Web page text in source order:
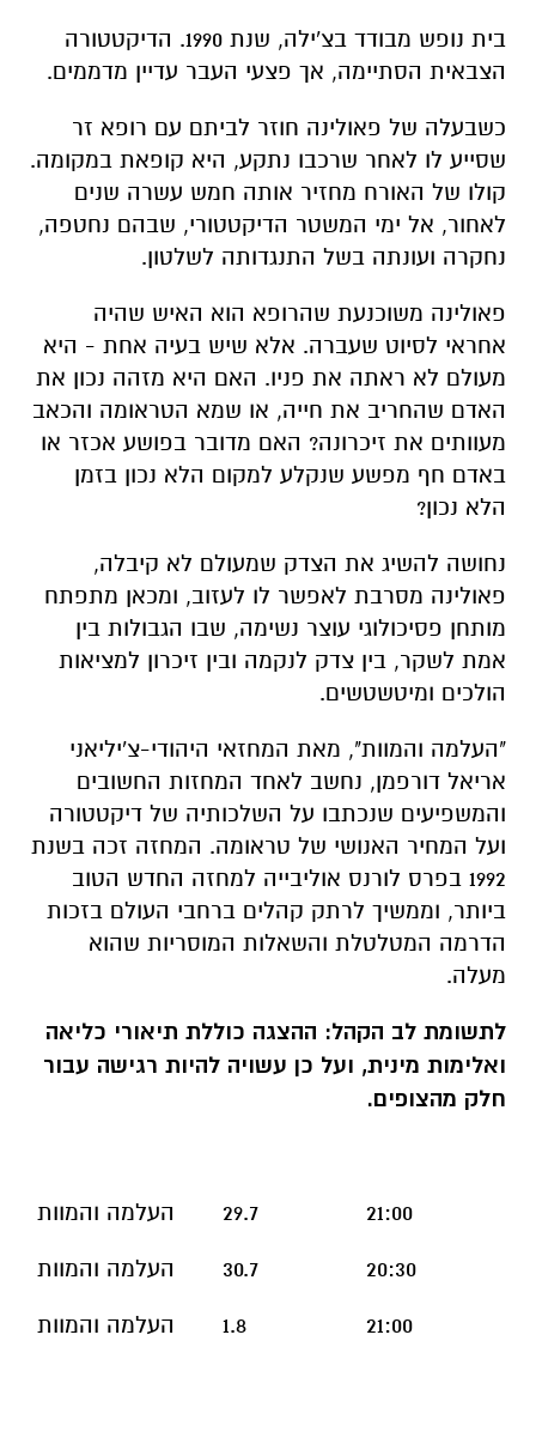
בית נופש מבודד בצ'ילה, שנת 1990. הדיקטטורה
הצבאית הסתיימה, אך פצעי העבר עדיין מדממים.
כשבעלה של פאולינה חוזר לביתם עם רופא זר
שסייע לו לאחר שרכבו נתקע, היא קופאת במקומה.
קולו של האורח מחזיר אותה חמש עשרה שנים
לאחור, אל ימי המשטר הדיקטטורי, שבהם נחטפה,
נחקרה ועונתה בשל התנגדותה לשלטון.
פאולינה משוכנעת שהרופא הוא האיש שהיה
אחראי לסיוט שעברה. אלא שיש בעיה אחת - היא
מעולם לא ראתה את פניו. האם היא מזהה נכון את
האדם שהחריב את חייה, או שמא הטראומה והכאב
מעוותים את זיכרונה? האם מדובר בפושע אכזר או
באדם חף מפשע שנקלע למקום הלא נכון בזמן
הלא נכון?
נחושה להשיג את הצדק שמעולם לא קיבלה,
פאולינה מסרבת לאפשר לו לעזוב, ומכאן מתפתח
מותחן פסיכולוגי עוצר נשימה, שבו הגבולות בין
אמת לשקר, בין צדק לנקמה ובין זיכרון למציאות
הולכים ומיטשטשים.
"העלמה והמוות", מאת המחזאי היהודי-צ'יליאני
אריאל דורפמן, נחשב לאחד המחזות החשובים
והמשפיעים שנכתבו על השלכותיה של דיקטטורה
ועל המחיר האנושי של טראומה. המחזה זכה בשנת
1992 בפרס לורנס אוליבייה למחזה החדש הטוב
ביותר, וממשיך לרתק קהלים ברחבי העולם בזכות
הדרמה המטלטלת והשאלות המוסריות שהוא
מעלה.
לתשומת לב הקהל: ההצגה כוללת תיאורי כליאה
ואלימות מינית, ועל כן עשויה להיות רגישה עבור
חלק מהצופים.
21:00
29.7 העלמה והמוות
20:30
30.7 העלמה והמוות
21:00
1.8 העלמה והמוות